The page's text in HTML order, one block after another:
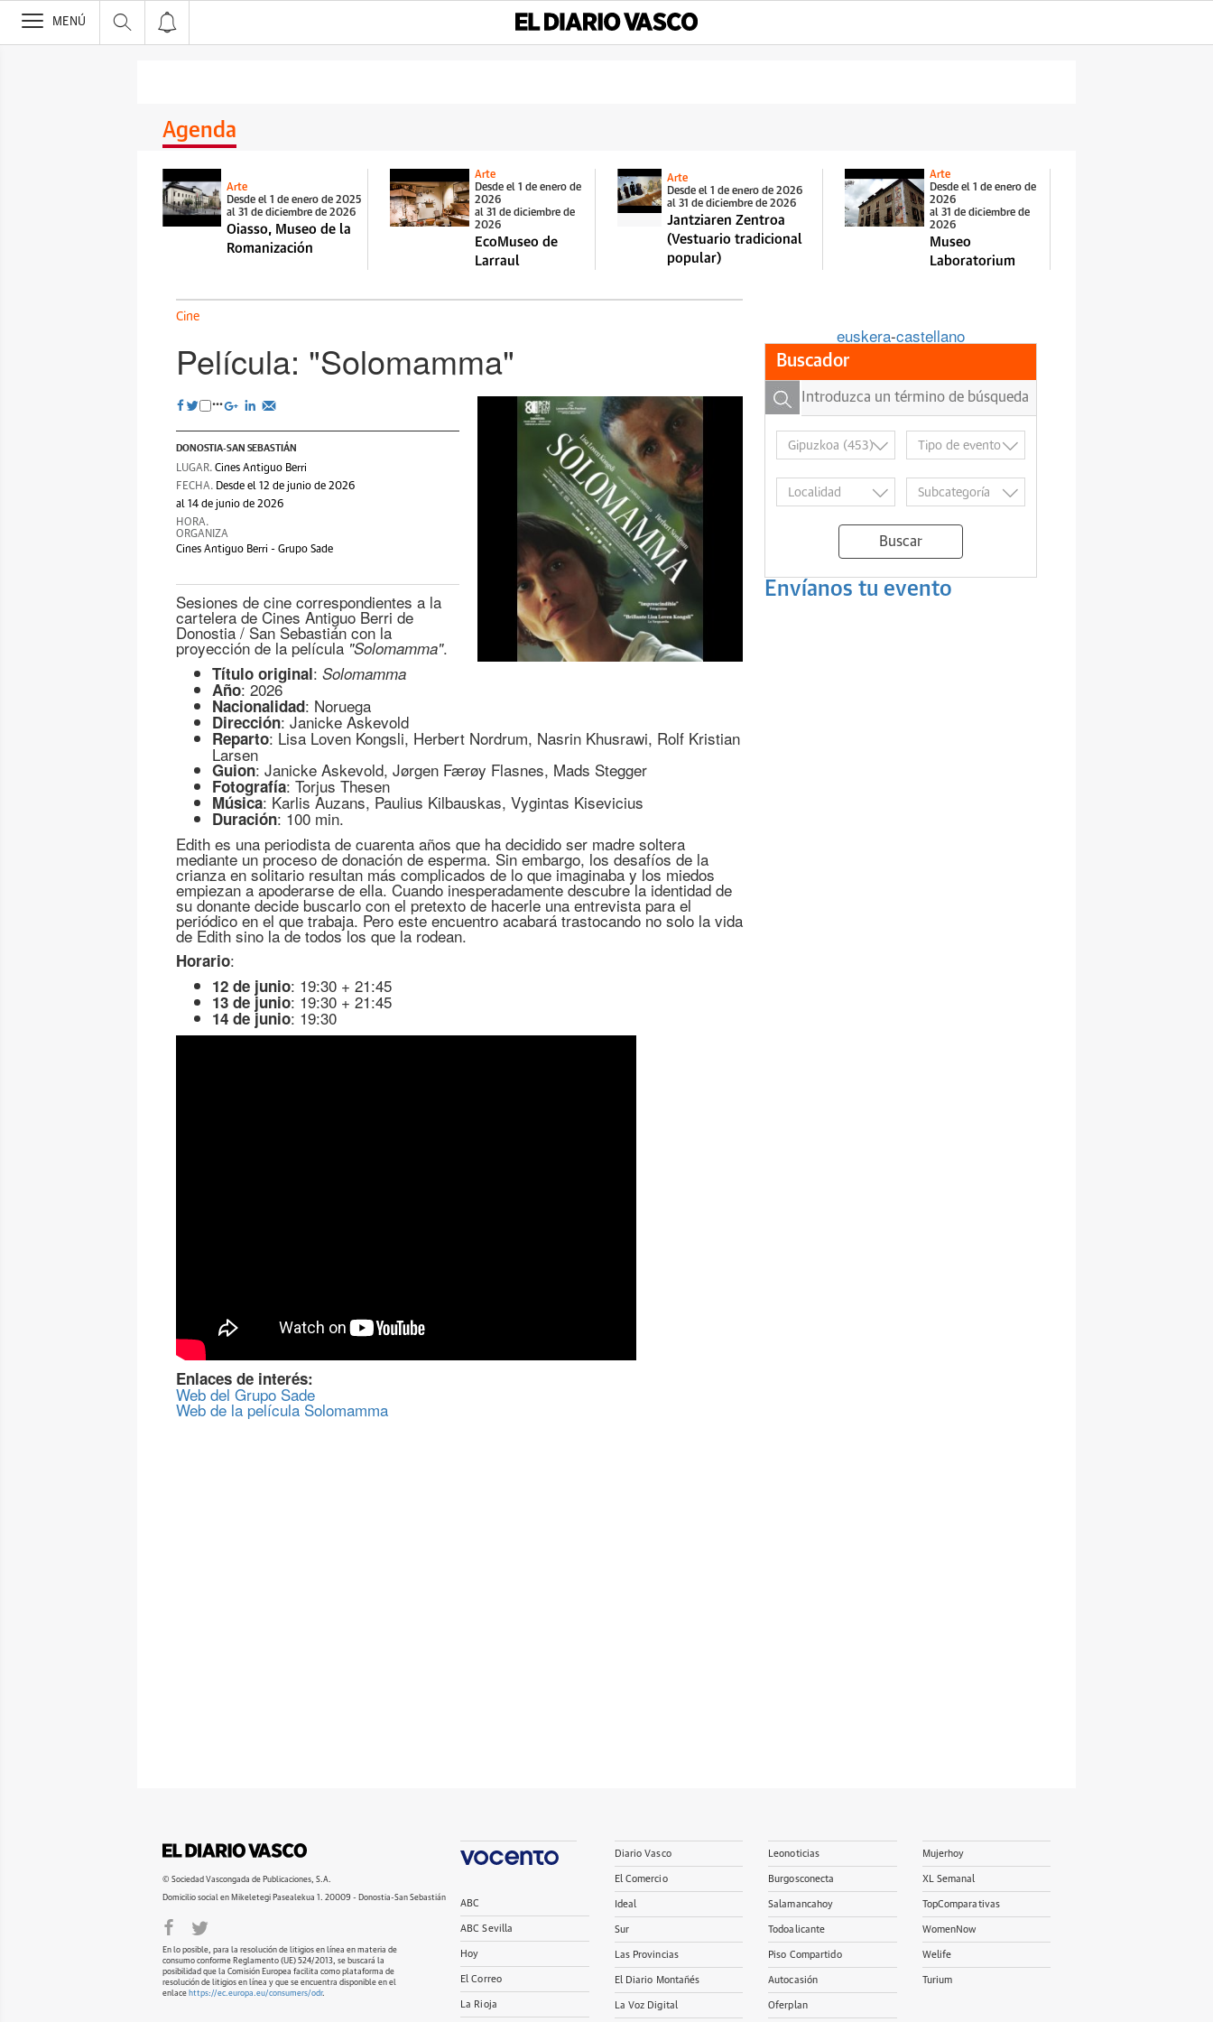
>
MENÚ
Agenda
Arte
Desde el 1 de enero de 2025
al 31 de diciembre de 2026
Oiasso, Museo de la
Romanización
Arte
Desde el 1 de enero de
2026
al 31 de diciembre de
2026
EcoMuseo de
Larraul
Arte
Desde el 1 de enero de 2026
al 31 de diciembre de 2026
Jantziaren Zentroa
(Vestuario tradicional
popular)
Arte
Desde el 1 de enero de
2026
al 31 de diciembre de
2026
Museo
Laboratorium
Cine
Película: "Solomamma"
DONOSTIA-SAN SEBASTIÁN
LUGAR. Cines Antiguo Berri
FECHA. Desde el 12 de junio de 2026
al 14 de junio de 2026
HORA.
ORGANIZA
Cines Antiguo Berri - Grupo Sade
Sesiones de cine correspondientes a la
cartelera de Cines Antiguo Berri de
Donostia / San Sebastián con la
proyección de la película "Solomamma".
Título original: Solomamma
Año: 2026
Nacionalidad: Noruega
Dirección: Janicke Askevold
Reparto: Lisa Loven Kongsli, Herbert Nordrum, Nasrin Khusrawi, Rolf Kristian
Larsen
Guion: Janicke Askevold, Jørgen Færøy Flasnes, Mads Stegger
Fotografía: Torjus Thesen
Música: Karlis Auzans, Paulius Kilbauskas, Vygintas Kisevicius
Duración: 100 min.
Edith es una periodista de cuarenta años que ha decidido ser madre soltera
mediante un proceso de donación de esperma. Sin embargo, los desafíos de la
crianza en solitario resultan más complicados de lo que imaginaba y los miedos
empiezan a apoderarse de ella. Cuando inesperadamente descubre la identidad de
su donante decide buscarlo con el pretexto de hacerle una entrevista para el
periódico en el que trabaja. Pero este encuentro acabará trastocando no solo la vida
de Edith sino la de todos los que la rodean.
Horario:
12 de junio: 19:30 + 21:45
13 de junio: 19:30 + 21:45
14 de junio: 19:30
Enlaces de interés:
Web del Grupo Sade
Web de la película Solomamma
euskera-castellano
Buscador
Buscar
Envíanos tu evento
© Sociedad Vascongada de Publicaciones, S.A.
Domicilio social en Mikeletegi Pasealekua 1. 20009 - Donostia-San Sebastián
En lo posible, para la resolución de litigios en línea en materia de
consumo conforme Reglamento (UE) 524/2013, se buscará la
posibilidad que la Comisión Europea facilita como plataforma de
resolución de litigios en línea y que se encuentra disponible en el
enlace https://ec.europa.eu/consumers/odr.
ABC
ABC Sevilla
Hoy
El Correo
La Rioja
Diario Vasco
El Comercio
Ideal
Sur
Las Provincias
El Diario Montañés
La Voz Digital
Leonoticias
Burgosconecta
Salamancahoy
Todoalicante
Piso Compartido
Autocasión
Oferplan
Mujerhoy
XL Semanal
TopComparativas
WomenNow
Welife
Turium